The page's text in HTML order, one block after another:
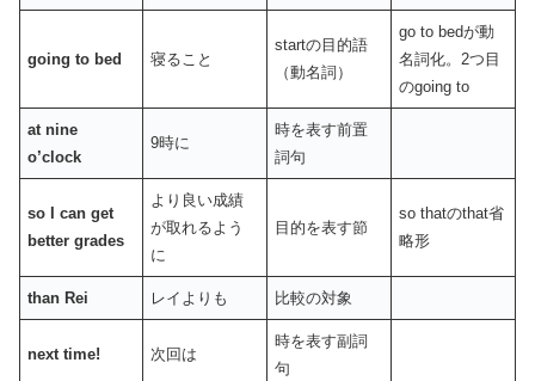
going to bed 寝ること
startの目的語
（動名詞）
go to bedが動
名詞化。2つ目
のgoing to
at nine
o’clock
9時に
時を表す前置
詞句
so I can get
better grades
より良い成績
が取れるよう
に
目的を表す節
so thatのthat省
略形
than Rei レイよりも 比較の対象
next time! 次回は
時を表す副詞
句